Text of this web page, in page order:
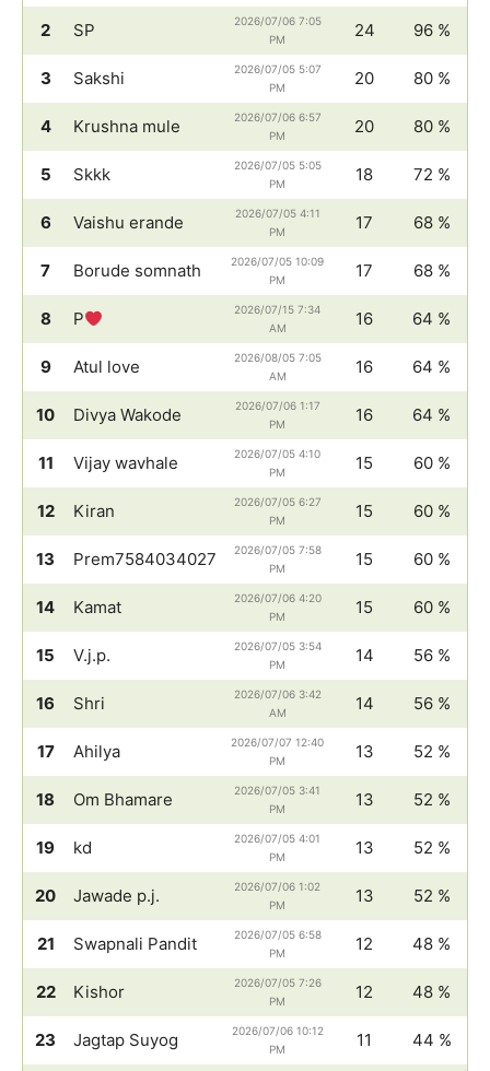
2 SP
2026/07/06 7:05
PM
24 96 %
3 Sakshi
2026/07/05 5:07
PM
20 80 %
4 Krushna mule
2026/07/06 6:57
PM
20 80 %
5 Skkk
2026/07/05 5:05
PM
18 72 %
6 Vaishu erande
2026/07/05 4:11
PM
17 68 %
7 Borude somnath
2026/07/05 10:09
PM
17 68 %
8 P
2026/07/15 7:34
AM
16 64 %
9 Atul love
2026/08/05 7:05
AM
16 64 %
10 Divya Wakode
2026/07/06 1:17
PM
16 64 %
11 Vijay wavhale
2026/07/05 4:10
PM
15 60 %
12 Kiran
2026/07/05 6:27
PM
15 60 %
13 Prem7584034027
2026/07/05 7:58
PM
15 60 %
14 Kamat
2026/07/06 4:20
PM
15 60 %
15 V.j.p.
2026/07/05 3:54
PM
14 56 %
16 Shri
2026/07/06 3:42
AM
14 56 %
17 Ahilya
2026/07/07 12:40
PM
13 52 %
18 Om Bhamare
2026/07/05 3:41
PM
13 52 %
19 kd
2026/07/05 4:01
PM
13 52 %
20 Jawade p.j.
2026/07/06 1:02
PM
13 52 %
21 Swapnali Pandit
2026/07/05 6:58
PM
12 48 %
22 Kishor
2026/07/05 7:26
PM
12 48 %
23 Jagtap Suyog
2026/07/06 10:12
PM
11 44 %